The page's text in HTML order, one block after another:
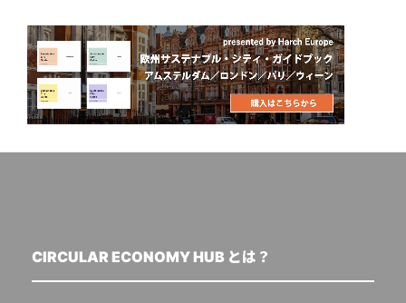
CIRCULAR ECONOMY HUB とは？